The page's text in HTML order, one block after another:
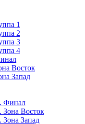
1
2
3
4
Восток
Запад
Финал
Зона Восток
Зона Запад